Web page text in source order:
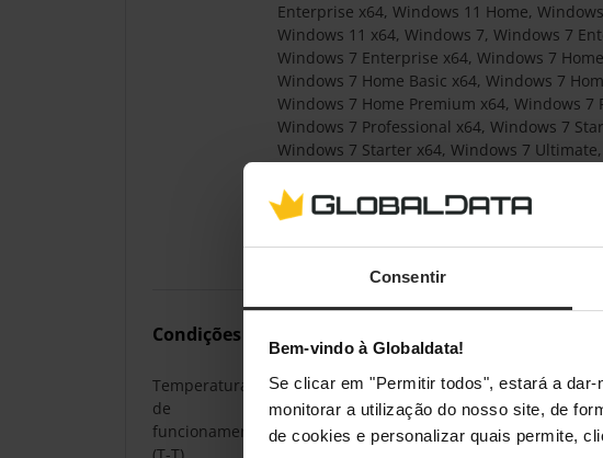
Consentir
Bem-vindo à Globaldata!
Se clicar em "Permitir todos", estará a
monitorar a utilização do nosso site, de
de cookies e personalizar quais permite,
Enterprise x64, Windows 11 Home,
Windows 11 x64, Windows 7, Windows 7
Windows 7 Enterprise x64, Windows 7
Windows 7 Home Basic x64, Windows 7
Windows 7 Home Premium x64, Windows 7
Windows 7 Professional x64, Windows 7
Windows 7 Starter x64, Windows 7
Enterprise, Windows 8 Enterprise x64,
Windows 8 Pro x64, Windows 8 x64,
Windows 8.1 Enterprise, Windows 8.1
Condições ambientais
Temperatura
de
funcionamento
0 - 40 °C